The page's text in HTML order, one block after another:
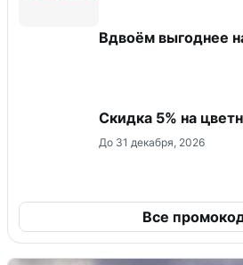
Вдвоём выгоднее
Скидка 5% на
До 31 декабря, 2026
Все